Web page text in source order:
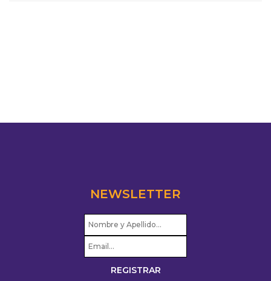
NEWSLETTER